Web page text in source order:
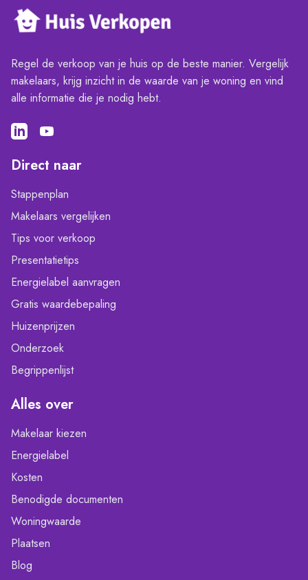
Regel de verkoop van je huis op de beste manier. Vergelijk
makelaars, krijg inzicht in de waarde van je woning en vind
alle informatie die je nodig hebt.
Direct naar
Stappenplan
Makelaars vergelijken
Tips voor verkoop
Presentatietips
Energielabel aanvragen
Gratis waardebepaling
Huizenprijzen
Onderzoek
Begrippenlijst
Alles over
Makelaar kiezen
Energielabel
Kosten
Benodigde documenten
Woningwaarde
Plaatsen
Blog